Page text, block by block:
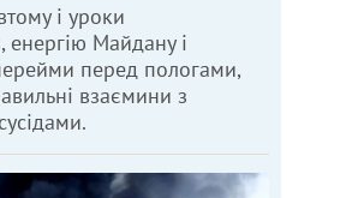
і уроки
енергію Майдану і
перед пологами,
взаємини з